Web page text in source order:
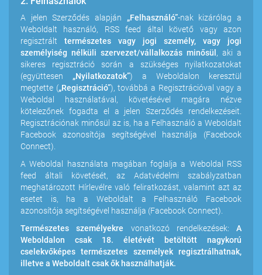
A jelen Szerződés alapján „Felhasználó”-nak kizárólag a
Weboldalt használó, RSS feed által követő vagy azon
regisztrált természetes vagy jogi személy, vagy jogi
személyiség nélküli szervezet/vállalkozás minősül , aki a
sikeres regisztráció során a szükséges nyilatkozatokat
(együttesen „Nyilatkozatok”) a Weboldalon keresztül
megtette („Regisztráció”), továbbá a Regisztrációval vagy a
Weboldal használatával, követésével magára nézve
kötelezőnek fogadta el a jelen Szerződés rendelkezéseit.
Regisztrációnak minősül az is, ha a Felhasználó a Weboldalt
Facebook azonosítója segítségével használja (Facebook
Connect).
A Weboldal használata magában foglalja a Weboldal RSS
feed általi követését, az Adatvédelmi szabályzatban
meghatározott Hírlevélre való feliratkozást, valamint azt az
esetet is, ha a Weboldalt a Felhasználó Facebook
azonosítója segítségével használja (Facebook Connect).
Természetes személyekre vonatkozó rendelkezések: A
Weboldalon csak 18. életévét betöltött nagykorú
cselekvőképes természetes személyek regisztrálhatnak,
illetve a Weboldalt csak ők használhatják.